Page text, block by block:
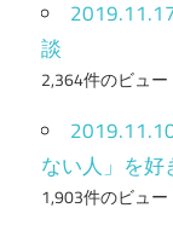
談
2,364件のビュー
ない人」を
1,903件のビュー